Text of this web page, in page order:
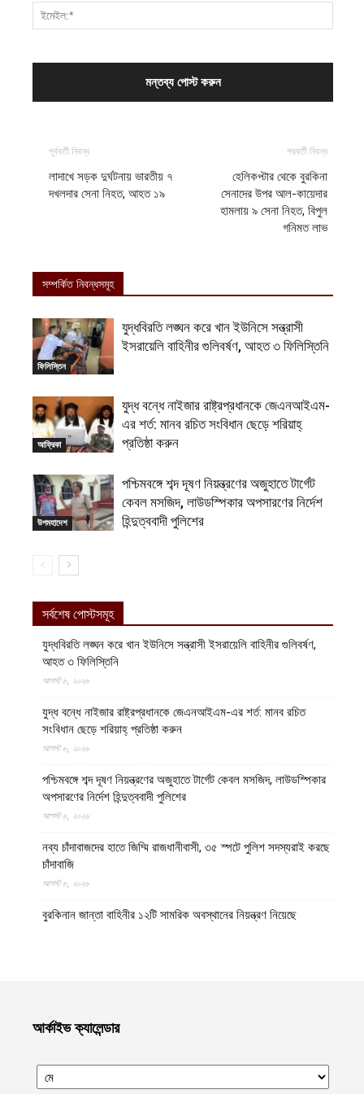
পূর্ববর্তী নিবন্ধ
লাদাখে সড়ক দুর্ঘটনায় ভারতীয় ৭
দখলদার সেনা নিহত, আহত ১৯
পরবর্তী নিবন্ধ
হেলিকপ্টার থেকে বুরকিনা
সেনাদের উপর আল-কায়েদার
হামলায় ৯ সেনা নিহত, বিপুল
গনিমত লাভ
সম্পর্কিত নিবন্ধসমূহ
ফিলিস্তিন
যুদ্ধবিরতি লঙ্ঘন করে খান ইউনিসে সন্ত্রাসী
ইসরায়েলি বাহিনীর গুলিবর্ষণ, আহত ৩ ফিলিস্তিনি
আফ্রিকা
যুদ্ধ বন্ধে নাইজার রাষ্ট্রপ্রধানকে জেএনআইএম-
এর শর্ত: মানব রচিত সংবিধান ছেড়ে শরিয়াহ্
প্রতিষ্ঠা করুন
উপমহাদেশ
পশ্চিমবঙ্গে শব্দ দূষণ নিয়ন্ত্রণের অজুহাতে টার্গেট
কেবল মসজিদ, লাউডস্পিকার অপসারণের নির্দেশ
হিন্দুত্ববাদী পুলিশের
সর্বশেষ পোস্টসমূহ
যুদ্ধবিরতি লঙ্ঘন করে খান ইউনিসে সন্ত্রাসী ইসরায়েলি বাহিনীর গুলিবর্ষণ,
আহত ৩ ফিলিস্তিনি
আগস্ট ৮, ২০২৬
যুদ্ধ বন্ধে নাইজার রাষ্ট্রপ্রধানকে জেএনআইএম-এর শর্ত: মানব রচিত
সংবিধান ছেড়ে শরিয়াহ্ প্রতিষ্ঠা করুন
আগস্ট ৮, ২০২৬
পশ্চিমবঙ্গে শব্দ দূষণ নিয়ন্ত্রণের অজুহাতে টার্গেট কেবল মসজিদ, লাউডস্পিকার
অপসারণের নির্দেশ হিন্দুত্ববাদী পুলিশের
আগস্ট ৮, ২০২৬
নব্য চাঁদাবাজদের হাতে জিম্মি রাজধানীবাসী, ৩৫ স্পটে পুলিশ সদস্যরাই করছে
চাঁদাবাজি
আগস্ট ৮, ২০২৬
বুরকিনান জান্তা বাহিনীর ১২টি সামরিক অবস্থানের নিয়ন্ত্রণ নিয়েছে
আগস্ট ৭, ২০২৬
সদস্যের সামরিক প্রশিক্ষণ সম্পন্ন
আগস্ট ৭, ২০২৬
আর্কাইভ ক্যালেন্ডার